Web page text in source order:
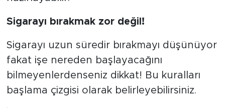
Sigarayı bırakmak zor değil!
Sigarayı uzun süredir bırakmayı düşünüyor
fakat işe nereden başlayacağını
bilmeyenlerdenseniz dikkat! Bu kuralları
başlama çizgisi olarak belirleyebilirsiniz.